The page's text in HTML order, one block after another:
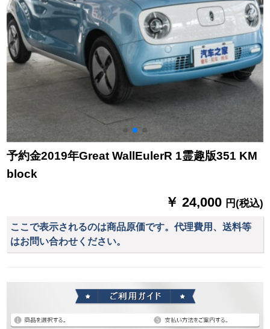
予約金2019年Great WallEulerR 1霊趣版351 KM
block
￥ 24,000 円(税込)
ここで表示されるのは商品原価です。代理費用、送料等
はお問い合わせください。